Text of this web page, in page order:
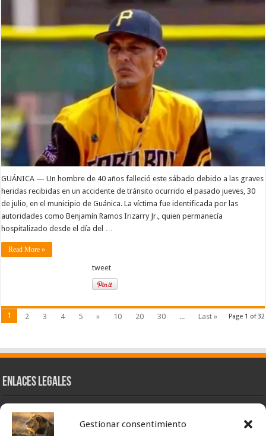
Gestionar consentimiento
GUÁNICA — Un hombre de 40 años falleció este sábado debido a las graves
heridas recibidas en un accidente de tránsito ocurrido el pasado jueves, 30
de julio, en el municipio de Guánica. La víctima fue identificada por las
autoridades como Benjamín Ramos Irizarry Jr., quien permanecía
hospitalizado desde el día del …
Read More »
tweet
Page 1 of 32
1 2 3 4 5 » 10 20 30 ... Last »
Enlaces Legales
Nuestra Esencia
Pulso Global